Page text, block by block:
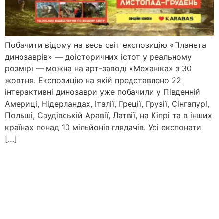
Побачити відому на весь світ експозицію «Планета
динозаврів» — доісторичних істот у реальному
розмірі — можна на арт-заводі «Механіка» з 30
жовтня. Експозицію на якій представлено 22
інтерактивні динозаври уже побачили у Південній
Америці, Нідерландах, Італії, Греції, Грузії, Сінгапурі,
Польші, Саудівській Аравії, Латвії, на Кіпрі та в інших
країнах понад 10 мільйонів глядачів. Усі експонати
[…]